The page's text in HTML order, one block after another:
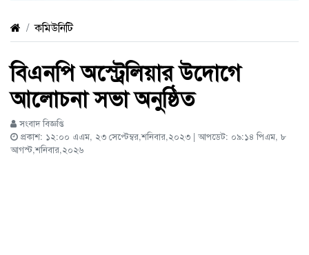
কমিউনিটি
বিএনপি অস্ট্রেলিয়ার উদোগে
আলোচনা সভা অনুষ্ঠিত
সংবাদ বিজ্ঞপ্তি
প্রকাশ: ১২:০০ এএম, ২৩ সেপ্টেম্বর,শনিবার,২০২৩ | আপডেট: ০৯:১৪ পিএম, ৮
আগস্ট,শনিবার,২০২৬